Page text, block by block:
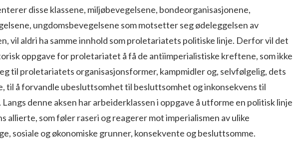
disse klassene, miljøbevegelsene, bondeorganisasjonene,
ungdomsbevegelsene som motsetter seg ødeleggelsen av
vil aldri ha samme innhold som proletariatets politiske linje. Derfor vil det
oppgave for proletariatet å få de antiimperialistiske kreftene, som ikke
til proletariatets organisasjonsformer, kampmidler og, selvfølgelig, dets
til å forvandle ubesluttsomhet til besluttsomhet og inkonsekvens til
Langs denne aksen har arbeiderklassen i oppgave å utforme en politisk linje
allierte, som føler raseri og reagerer mot imperialismen av ulike
sosiale og økonomiske grunner, konsekvente og besluttsomme.